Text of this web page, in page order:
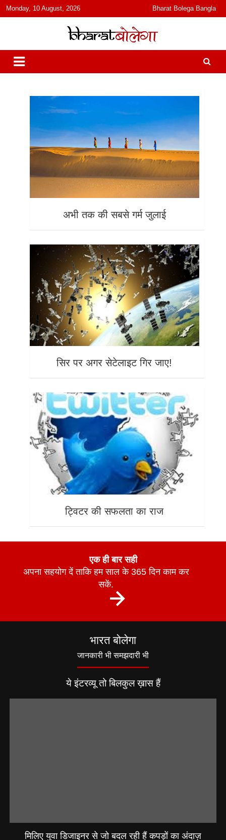
content
Monday, 10 August, 2026 Bharat Bolega Bangla
भारत बोलेगा
हिंदी में समाचार, विचार, ऑडियो, वीडियो और फ़ीचर. भारत बोलेगा हिंदी न्यूज़ वेबसाइट
India: News, Views, Info, Trends & Podcast I जानकारी भी समझदारी भी
और पॉडकास्ट
अभी तक की सबसे गर्म जुलाई
सिर पर अगर सेटेलाइट गिर जाए!
ट्विटर की सफलता का राज
एक ही बार सही
अपना सहयोग दें ताकि हम साल के 365 दिन काम कर
सकें.
भारत बोलेगा
जानकारी भी समझदारी भी
ये इंटरव्यू तो बिलकुल ख़ास हैं
मिलिए युवा डिजाइनर से जो बदल रही हैं कपड़ों का अंदाज़